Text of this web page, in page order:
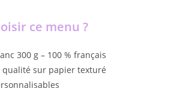
ce menu ?
300 g – 100 % français
qualité sur papier texturé